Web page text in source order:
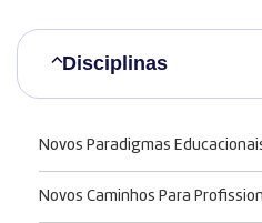
Disciplinas
Novos Paradigmas
Novos Caminhos Para